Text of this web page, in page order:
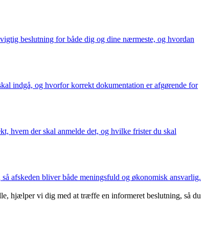
beslutning for både dig og dine nærmeste, og hvordan
indgå, og hvorfor korrekt dokumentation er afgørende for
hvem der skal anmelde det, og hvilke frister du skal
afskeden bliver både meningsfuld og økonomisk ansvarlig.
hjælper vi dig med at træffe en informeret beslutning, så du